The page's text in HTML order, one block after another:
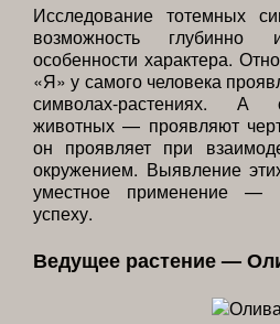
Исследование тотемных
возможность глубинно
особенности характера.
«Я» у самого человека
символах-растениях. А
животных — проявляют
он проявляет при
окружением. Выявление
уместное применение —
успеху.
Ведущее растение —